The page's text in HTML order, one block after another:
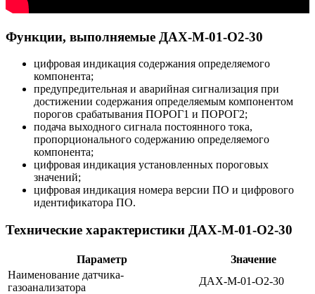
Функции, выполняемые ДАХ-М-01-O2-30
цифровая индикация содержания определяемого
компонента;
предупредительная и аварийная сигнализация при
достижении содержания определяемым компонентом
порогов срабатывания ПОРОГ1 и ПОРОГ2;
подача выходного сигнала постоянного тока,
пропорционального содержанию определяемого
компонента;
цифровая индикация установленных пороговых
значений;
цифровая индикация номера версии ПО и цифрового
идентификатора ПО.
Технические характеристики ДАХ-М-01-O2-30
Параметр
Значение
Наименование датчика-
газоанализатора
ДАХ-М-01-O2-30